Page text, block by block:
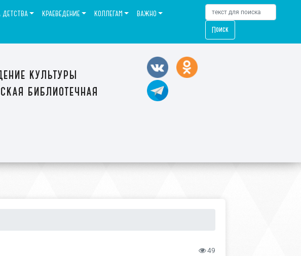
культуры
библиотечная
ДЕТСТВА КРАЕВЕДЕНИЕ КОЛЛЕГАМ
ВАЖНО
Поиск
49